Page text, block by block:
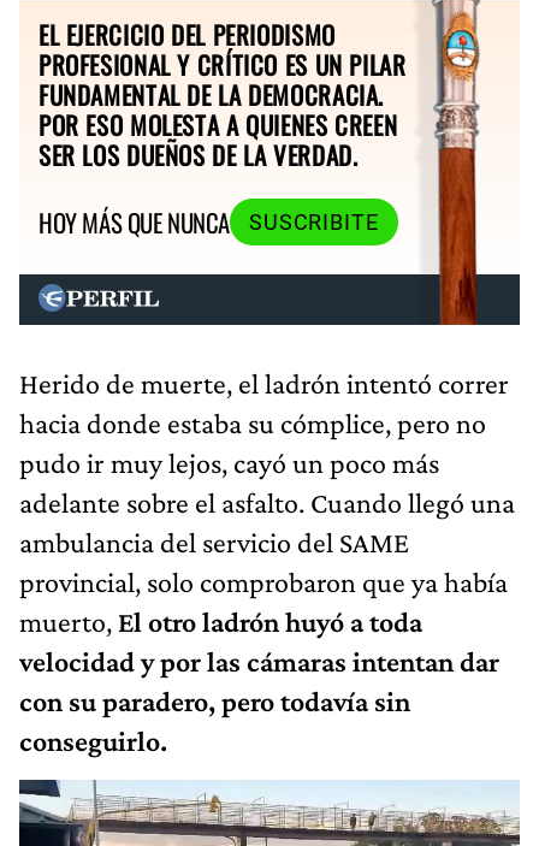
EL EJERCICIO DEL PERIODISMO
PROFESIONAL Y CRÍTICO ES UN PILAR
FUNDAMENTAL DE LA DEMOCRACIA.
POR ESO MOLESTA A QUIENES CREEN
SER LOS DUEÑOS DE LA VERDAD.
HOY MÁS QUE NUNCA
SUSCRIBITE
Herido de muerte, el ladrón intentó correr
hacia donde estaba su cómplice, pero no
pudo ir muy lejos, cayó un poco más
adelante sobre el asfalto. Cuando llegó una
ambulancia del servicio del SAME
provincial, solo comprobaron que ya había
muerto, El otro ladrón huyó a toda
velocidad y por las cámaras intentan dar
con su paradero, pero todavía sin
conseguirlo.